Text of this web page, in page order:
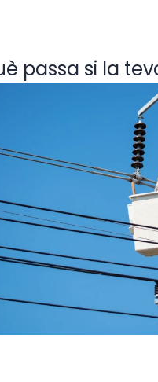
de llum et
passa si la